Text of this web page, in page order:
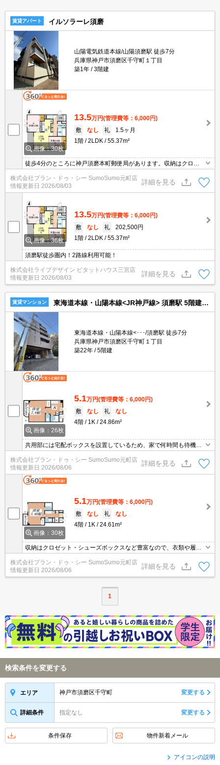
賃貸アパート イルソラーレ須磨
山陽電気鉄道本線/山陽須磨駅 徒歩7分
兵庫県神戸市須磨区千守町１丁目
築1年
3階建
画像：30枚
13.5万円(管理費等：6,000円)
敷
なし 礼
1.5ヶ月
1階
2LDK 55.37m²
徒歩4分のところに神戸須磨本町郵便局があります。収納はクロゼ
とも可能です。セキュリティ面は、オートロック・TVインターホン
などを備え付けているので安心して暮らせます。ネット回線が導入
株式会社プラン・ドゥ・シー SumoSumo元町店
情報更新日 2026/08/03
詳細を見る
画像：36枚
13.5万円(管理費等：6,000円)
敷
なし 礼
202,500円
1階
2LDK 55.37m²
須磨駅徒歩圏内！2路線利用可能！
株式会社ライブデザイン ピタットハウス三宮店
情報更新日 2026/08/03
詳細を見る
賃貸マンション 東海道本線・山陽本線<JR神戸線> 須磨駅 5階建 築22年
東海道本線・山陽本線<･･･/須磨駅 徒歩7分
兵庫県神戸市須磨区千守町１丁目
築22年
5階建
画像：26枚
5.1万円(管理費等：6,000円)
敷
なし 礼
なし
4階
1K 24.86m²
共用部には宅配ボックスを設置しているため、家で何時間も待機す
る必要がありません。室内設備はCATV・システムキッチン・CSな
ど豊富に揃っており、過ごしやすいお部屋になっております。セキ
ュリティ面は、TVインターホン・オートロックなどを備え付けてい
るので安心して暮らせます。初期費用はカードで決済いただけま
す。
株式会社プラン・ドゥ・シー SumoSumo元町店
情報更新日 2026/08/06
詳細を見る
画像：30枚
5.1万円(管理費等：6,000円)
敷
なし 礼
なし
4階
1K 24.61m²
収納はクロゼット・シューズボックスなど豊富なので、衣類や履き
物の整理がしやすく便利です。セキュリティ面は、TVインターホ
ン・オートロックなど充実しているので、防犯対策もばっちりで
す。室内設備はCS・エアコン・システムキッチンなどが揃ってお
り、とても充実しています。こちらの物件は閑静な住宅地にありま
株式会社プラン・ドゥ・シー SumoSumo元町店
情報更新日 2026/08/06
詳細を見る
1
検索条件を変更する
エリア 神戸市須磨区千守町 変更する
詳細条件 指定なし 変更する
条件保存 物件新着メール
アイコンの説明